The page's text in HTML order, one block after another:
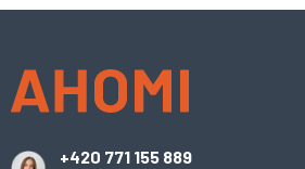
+420 771 155 889